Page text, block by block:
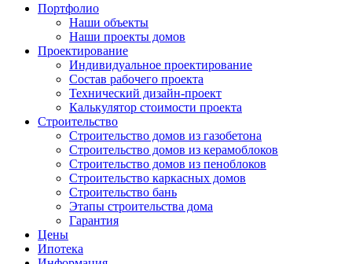
Портфолио
Наши объекты
Наши проекты домов
Проектирование
Индивидуальное проектирование
Состав рабочего проекта
Технический дизайн-проект
Калькулятор стоимости проекта
Строительство
Строительство домов из газобетона
Строительство домов из керамоблоков
Строительство домов из пеноблоков
Строительство каркасных домов
Строительство бань
Этапы строительства дома
Гарантия
Цены
Ипотека